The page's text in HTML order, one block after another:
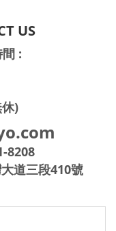
US
:
)
8208
道三段410號